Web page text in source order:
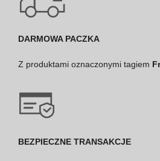
DARMOWA PACZKA
Z produktami oznaczonymi tagiem
BEZPIECZNE TRANSAKCJE